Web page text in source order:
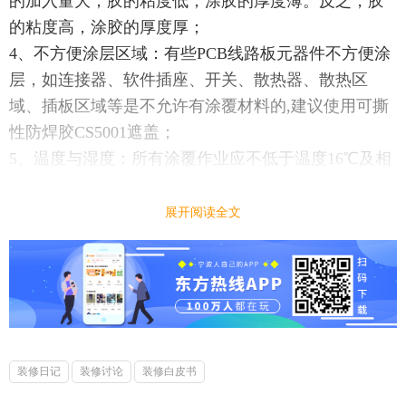
的粘度高，涂胶的厚度厚；
4、不方便涂层区域：有些PCB线路板元器件不方便涂
层，如连接器、软件插座、开关、散热器、散热区
域、插板区域等是不允许有涂覆材料的,建议使用可撕
性防焊胶CS5001遮盖；
5、温度与湿度：所有涂覆作业应不低于温度16℃及相
合材料会吸潮，如不去潮，三防漆不能充分起到应有
的防护作用。而预干、真空干燥则可去除大部分湿
气；
6、涂层修复方法：如果要修复已经涂覆的器件，只需
将焊接电烙铁直接接触涂层就可去掉该元器件，装上
清洗干净，然后干燥，重新再用三防漆涂料涂覆即
展开阅读全文
装修日记 装修讨论 装修白皮书